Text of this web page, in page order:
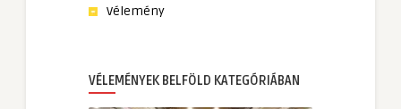
Vélemény
VÉLEMÉNYEK BELFÖLD KATEGÓRIÁBAN